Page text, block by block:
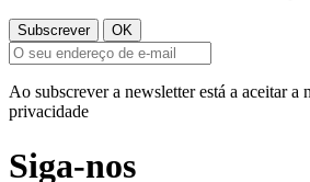
Ao subscrever a newsletter está a aceitar a
privacidade
Siga-nos